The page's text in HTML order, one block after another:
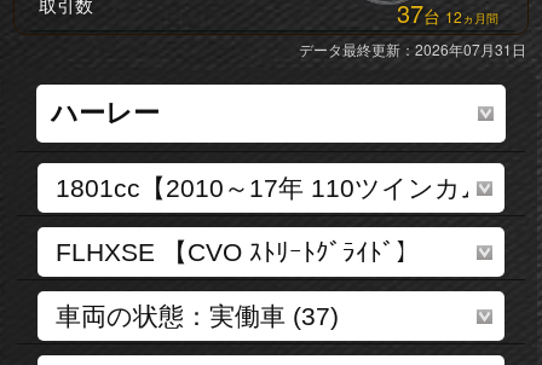
37台 12 ヵ月間
データ最終更新：2026年07月31日